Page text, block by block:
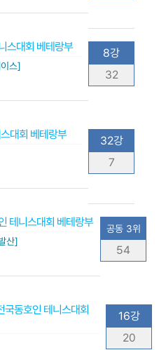
스대회 베테랑부
스]
8강
32
대회 베테랑부
32강
7
테니스대회 베테랑부
산]
공동 3위
54
동호인 테니스대회
16강
20